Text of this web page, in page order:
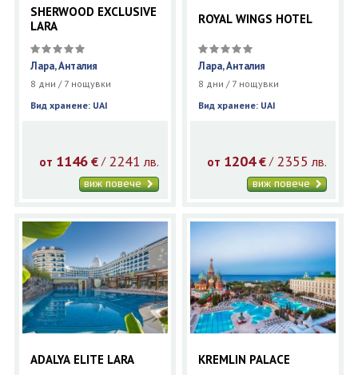
SHERWOOD EXCLUSIVE
LARA
Лара, Анталия
8 дни / 7 нощувки
Вид хранене: UAI
от 1146 €/ 2241 лв.
виж повече
ROYAL WINGS HOTEL
Лара, Анталия
8 дни / 7 нощувки
Вид хранене: UAI
от 1204 € / 2355 лв.
виж повече
ADALYA ELITE LARA KREMLIN PALACE